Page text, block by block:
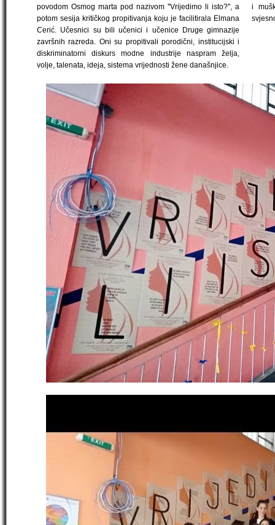
povodom Osmog marta pod nazivom ''Vrijedimo li isto?'', a
potom sesija kritičkog propitivanja koju je facilitirala Elmana
Cerić. Učesnici su bili učenici i učenice Druge gimnazije
završnih razreda. Oni su propitivali porodični, institucijski i
diskriminatorni diskurs modne industrije naspram želja,
volje, talenata, ideja, sistema vrijednosti žene današnjice.
i